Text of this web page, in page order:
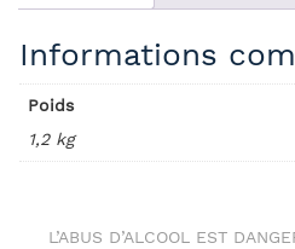
Informations
Poids
1,2 kg
L’ABUS D’ALCOOL EST